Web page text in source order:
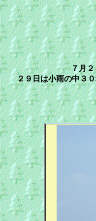
７月
２９日は小雨の中３